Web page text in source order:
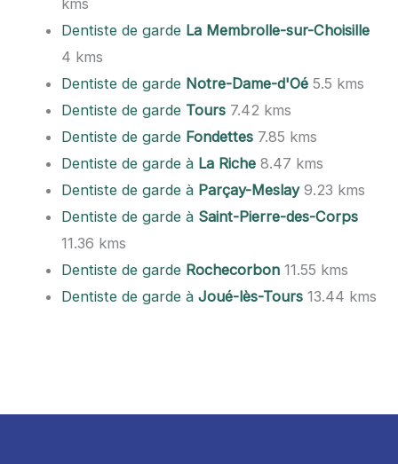
kms
Dentiste de garde La Membrolle-sur-Choisille
4 kms
Dentiste de garde Notre-Dame-d'Oé 5.5 kms
Dentiste de garde Tours 7.42 kms
Dentiste de garde Fondettes 7.85 kms
Dentiste de garde à La Riche 8.47 kms
Dentiste de garde à Parçay-Meslay9.23 kms
Dentiste de garde à Saint-Pierre-des-Corps
11.36 kms
Dentiste de garde Rochecorbon 11.55 kms
Dentiste de garde àJoué-lès-Tours 13.44 kms